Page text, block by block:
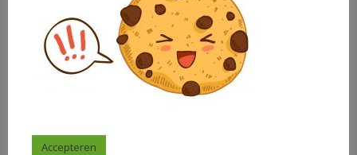
Lente muziek pakket
Accepteren